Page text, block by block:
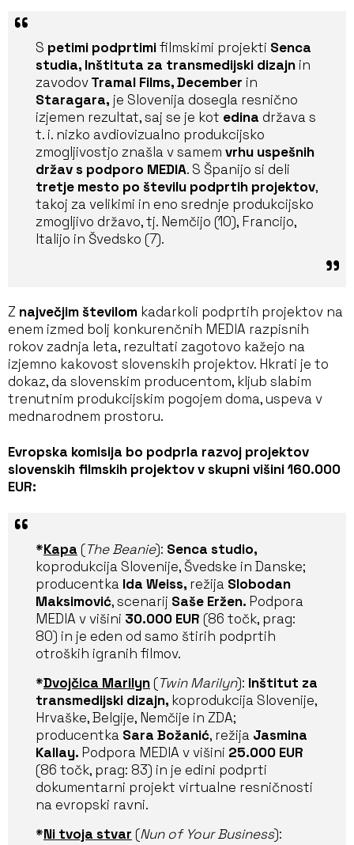
S petimi podprtimifilmskimi projekti Senca
studia, Inštituta za transmedijski dizajn in
zavodovTramal Films, December in
Staragara, je Slovenija dosegla resnično
izjemen rezultat, saj se je kot edina država s
t. i. nizko avdiovizualno produkcijsko
zmogljivostjo znašla v samem vrhu uspešnih
držav s podporo MEDIA. S Španijo si deli
tretje mesto po številu podprtih projektov,
takoj za velikimi in eno srednje produkcijsko
zmogljivo državo, tj. Nemčijo (10), Francijo,
Italijo in Švedsko (7).
Z največjim številom kadarkoli podprtih projektov na
enem izmed bolj konkurenčnih MEDIA razpisnih
rokov zadnja leta, rezultati zagotovo kažejo na
izjemno kakovost slovenskih projektov. Hkrati je to
dokaz, da slovenskim producentom, kljub slabim
trenutnim produkcijskim pogojem doma, uspeva v
mednarodnem prostoru.
Evropska komisija bo podprla razvoj projektov
slovenskih filmskih projektov v skupni višini 160.000
EUR:
*Kapa (The Beanie): Senca studio,
koprodukcija Slovenije, Švedske in Danske;
producentka Ida Weiss, režija Slobodan
Maksimović, scenarij Saše Eržen. Podpora
MEDIA v višini 30.000 EUR (86 točk, prag:
80) in je eden od samo štirih podprtih
otroških igranih filmov.
*Dvojčica Marilyn (Twin Marilyn): Inštitut za
transmedijski dizajn, koprodukcija Slovenije,
Hrvaške, Belgije, Nemčije in ZDA;
producentka Sara Božanić, režija Jasmina
Kallay. Podpora MEDIA v višini 25.000 EUR
(86 točk, prag: 83) in je edini podprti
dokumentarni projekt virtualne resničnosti
na evropski ravni.
*Ni tvoja stvar (Nun of Your Business):